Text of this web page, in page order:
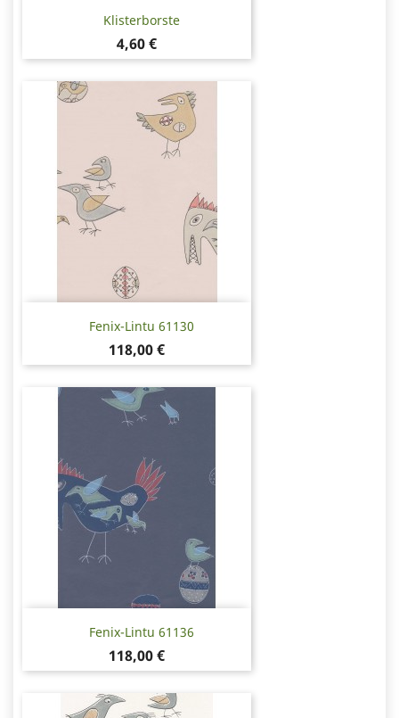
Klisterborste
Pris
4,60 €
Fenix-Lintu 61130
Pris
118,00 €
Fenix-Lintu 61136
Pris
118,00 €